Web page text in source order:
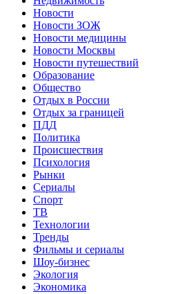
Новости
Новости ЗОЖ
Новости медицины
Новости Москвы
Новости путешествий
Образование
Общество
Отдых в России
Отдых за границей
ПДД
Политика
Происшествия
Психология
Рынки
Сериалы
Спорт
ТВ
Технологии
Тренды
Фильмы и сериалы
Шоу-бизнес
Экология
Экономика